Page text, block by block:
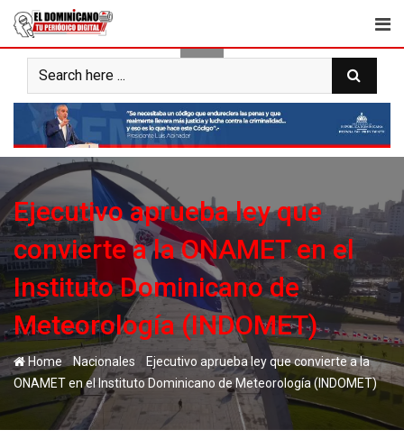
Skip
content
Ejecutivo aprueba ley que
convierte a la ONAMET en el
Instituto Dominicano de
Meteorología (INDOMET)
Home -Nacionales
Ejecutivo aprueba ley que convierte a la
ONAMET en el Instituto Dominicano de Meteorología (INDOMET)